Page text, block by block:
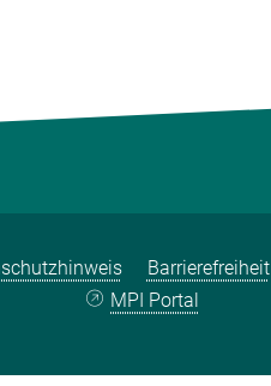
Barrierefreiheit
MPI Portal